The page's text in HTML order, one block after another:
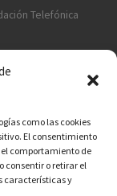
como las cookies
El consentimiento
comportamiento de
consentir o retirar el
características y
Telefónica